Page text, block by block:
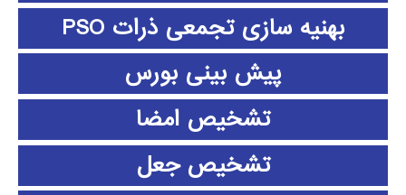
بهنیه سازی تجمعی ذرات PSO
پیش بینی بورس
تشخیص امضا
تشخیص جعل